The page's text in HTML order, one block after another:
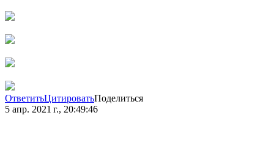
ОтветитьЦитироватьПоделиться
5 апр. 2021 г., 20:49:46